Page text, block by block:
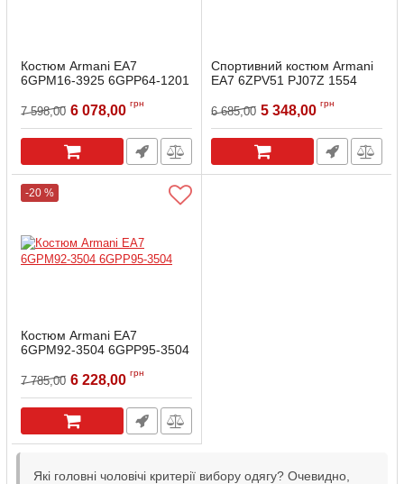
Костюм Armani EA7
6GPM16-3925 6GPP64-1201
7 598,00 6 078,00 грн
Спортивний костюм Armani
EA7 6ZPV51 PJ07Z 1554
6 685,00 5 348,00 грн
-20 %
Костюм Armani EA7
6GPM92-3504 6GPP95-3504
7 785,00 6 228,00 грн
Які головні чоловічі критерії вибору одягу? Очевидно,